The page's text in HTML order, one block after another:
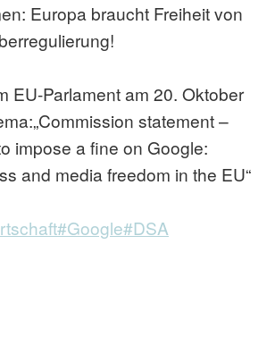
Europa braucht Freiheit von
EU-Parlament am 20. Oktober
statement –
impose a fine on Google:
and media freedom in the EU“
#Google#DSA